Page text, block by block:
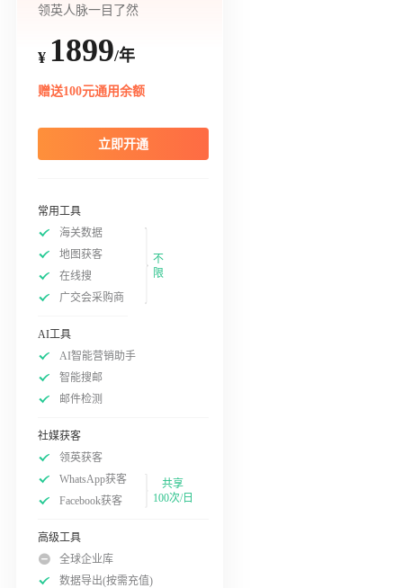
领英人脉一目了然
¥ 1899/年
赠送100元通用余额
立即开通
常用工具
海关数据
地图获客
在线搜
广交会采购商
不
限
AI工具
AI智能营销助手
智能搜邮
邮件检测
社媒获客
领英获客
WhatsApp获客
Facebook获客
共享
100次/日
高级工具
全球企业库
数据导出(按需充值)